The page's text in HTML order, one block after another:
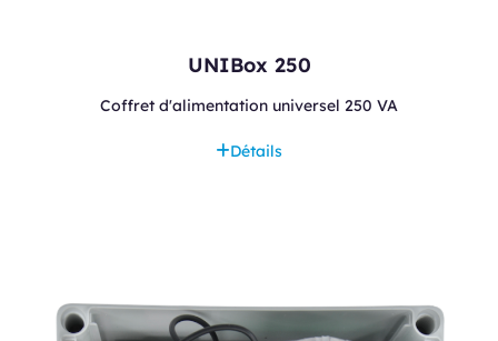
UNIBox 250
Coffret d'alimentation universel 250 VA
Détails